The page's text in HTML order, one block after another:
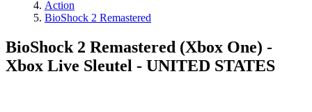
Action
BioShock 2 Remastered
BioShock 2 Remastered (Xbox One) -
Xbox Live Sleutel - UNITED STATES